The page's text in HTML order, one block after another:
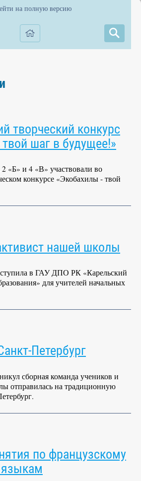
на полную версию
творческий конкурс
шаг в будущее!»
«Б» и 4 «В» участвовали во
конкурсе «Экобахилы - твой
нашей школы
в ГАУ ДПО РК «Карельский
для учителей начальных
Петербург
сборная команда учеников и
отправилась на традиционную
по французскому